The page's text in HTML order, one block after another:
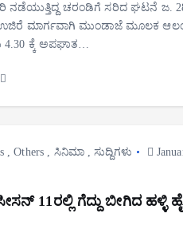
ನಡೆಯುತ್ತಿದ್ದ ಚರಂಡಿಗೆ ಸರಿದ ಘಟನೆ ಜ.
ಮಾರ್ಗವಾಗಿ ಮುಂಡಾಜೆ ಮೂಲಕ
ಕ್ಕೆ ಅಪಘಾತ…
,Others ಸಿನಿಮಾ,ಸುದ್ದಿಗಳು
11ರಲ್ಲಿ ಗೆದ್ದು ಬೀಗಿದ ಹಳ್ಳಿ